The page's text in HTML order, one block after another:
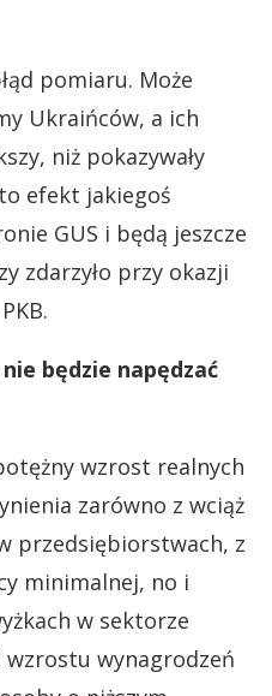
pomiaru. Może
Ukraińców, a ich
niż pokazywały
efekt jakiegoś
GUS i będą jeszcze
zdarzyło przy okazji
będzie napędzać
wzrost realnych
zarówno z wciąż
przedsiębiorstwach, z
minimalnej, no i
w sektorze
wzrostu wynagrodzeń